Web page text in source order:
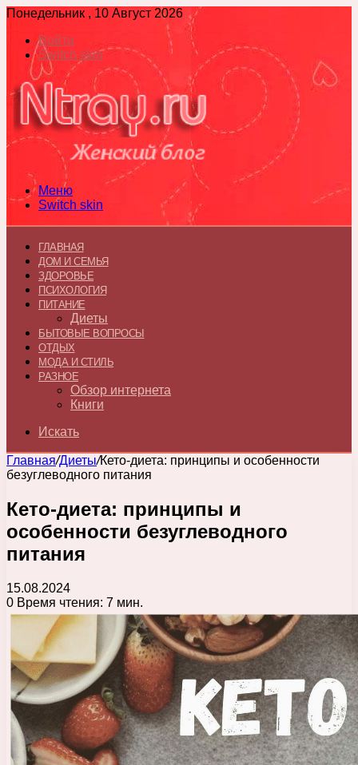
Понедельник , 10 Август 2026
Войти
Switch skin
Меню
Switch skin
ГЛАВНАЯ
ДОМ И СЕМЬЯ
ЗДОРОВЬЕ
ПСИХОЛОГИЯ
ПИТАНИЕ
Диеты
БЫТОВЫЕ ВОПРОСЫ
ОТДЫХ
МОДА И СТИЛЬ
РАЗНОЕ
Обзор интернета
Книги
Искать
Главная/Диеты/Кето-диета: принципы и особенности
безуглеводного питания
Кето-диета: принципы и
особенности безуглеводного
питания
15.08.2024
0 Время чтения: 7 мин.